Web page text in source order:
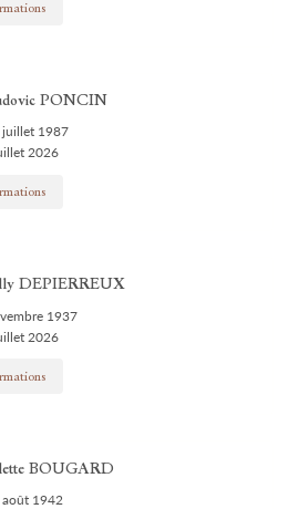
PONCIN
1987
2026
DEPIERREUX
1937
2026
BOUGARD
1942